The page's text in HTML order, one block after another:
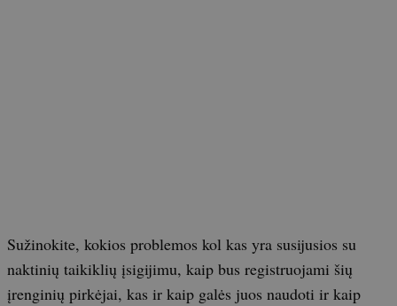
Sužinokite, kokios problemos kol kas yra susijusios su
naktinių taikiklių įsigijimu, kaip bus registruojami šių
įrenginių pirkėjai, kas ir kaip galės juos naudoti ir kaip